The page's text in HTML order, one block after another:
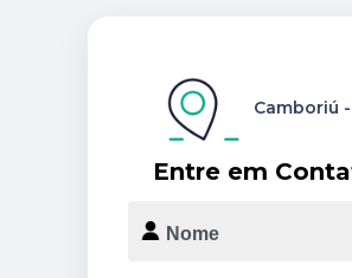
Entre em
Camboriú -